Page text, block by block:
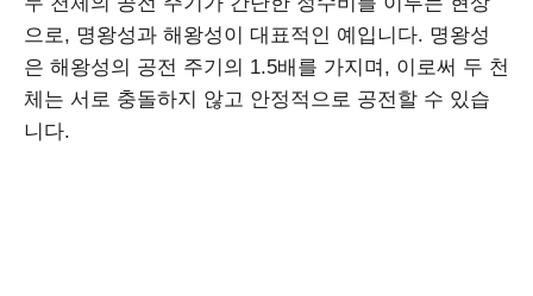
으로, 명왕성과 해왕성이 대표적인 예입니다. 명왕성
은 해왕성의 공전 주기의 1.5배를 가지며, 이로써 두 천
체는 서로 충돌하지 않고 안정적으로 공전할 수 있습
니다.